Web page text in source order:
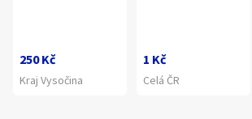
250 Kč
Kraj Vysočina
1 Kč
Celá ČR